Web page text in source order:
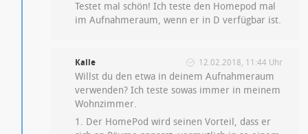
Testet mal schön! Ich teste den Homepod mal
im Aufnahmeraum, wenn er in D verfügbar ist.
Kalle 12.02.2018, 11:44 Uhr
Willst du den etwa in deinem Aufnahmeraum
verwenden? Ich teste sowas immer in meinem
Wohnzimmer.
1. Der HomePod wird seinen Vorteil, dass er